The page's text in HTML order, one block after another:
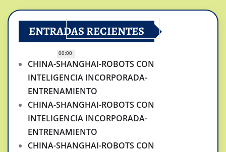
00:00
ENTRADAS RECIENTES
CHINA-SHANGHAI-ROBOTS CON
INTELIGENCIA INCORPORADA-
ENTRENAMIENTO
CHINA-SHANGHAI-ROBOTS CON
INTELIGENCIA INCORPORADA-
ENTRENAMIENTO
CHINA-SHANGHAI-ROBOTS CON